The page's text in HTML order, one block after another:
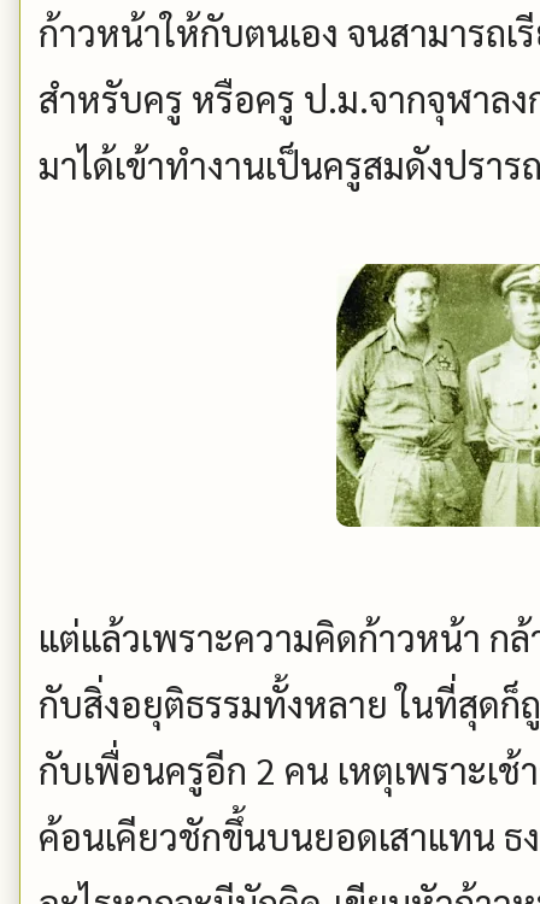
ก้าวหน้าให้กับตนเอง จนสามารถ
สำหรับครู หรือครู ป.ม.จากจุฬาล
มาได้เข้าทำงานเป็นครูสมดังปราร
แต่แล้วเพราะความคิดก้าวหน้า
กับสิ่งอยุติธรรมทั้งหลาย ในที่สุด
กับเพื่อนครูอีก 2 คน เหตุเพราะเ
ค้อนเคียวชักขึ้นบนยอดเสาแทน ธ